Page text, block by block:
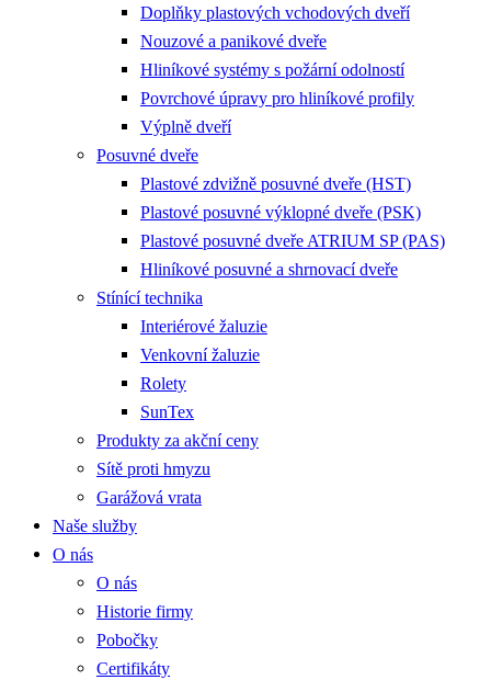
Doplňky plastových vchodových dveří
Nouzové a panikové dveře
Hliníkové systémy s požární odolností
Povrchové úpravy pro hliníkové profily
Výplně dveří
Posuvné dveře
Plastové zdvižně posuvné dveře (HST)
Plastové posuvné výklopné dveře (PSK)
Plastové posuvné dveře ATRIUM SP (PAS)
Hliníkové posuvné a shrnovací dveře
Stínící technika
Interiérové žaluzie
Venkovní žaluzie
Rolety
SunTex
Produkty za akční ceny
Sítě proti hmyzu
Garážová vrata
Naše služby
O nás
O nás
Historie firmy
Pobočky
Certifikáty